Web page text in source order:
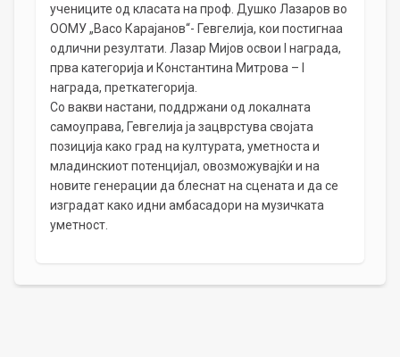
учениците од класата на проф. Душко Лазаров во
ООМУ „Васо Карајанов“- Гевгелија, кои постигнаа
одлични резултати. Лазар Мијов освои I награда,
прва категорија и Константина Митрова – I
награда, преткатегорија.
Со вакви настани, поддржани од локалната
самоуправа, Гевгелија ја зацврстува својата
позиција како град на културата, уметноста и
младинскиот потенцијал, овозможувајќи и на
новите генерации да блеснат на сцената и да се
изградат како идни амбасадори на музичката
уметност.